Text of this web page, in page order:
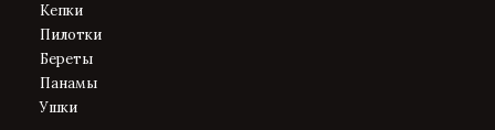
Кепки
Пилотки
Береты
Панамы
Ушки